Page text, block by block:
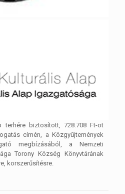
terhére biztosított, 728.708 Ft-ot
címén, a Közgyűjtemények
megbízásából, a Nemzeti
Torony Község Könyvtárának
korszerűsítésre.